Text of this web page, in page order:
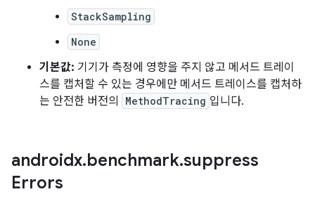
StackSampling
None
기본값: 기기가 측정에 영향을 주지 않고 메서드 트레이
스를 캡처할 수 있는 경우에만 메서드 트레이스를 캡처하
는 안전한 버전의
MethodTracing 입니다.
androidx.benchmark.suppress
Errors